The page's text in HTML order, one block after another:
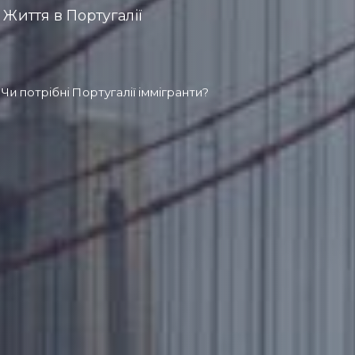
Життя в Португалії
Чи потрібні Португалії іммігранти?